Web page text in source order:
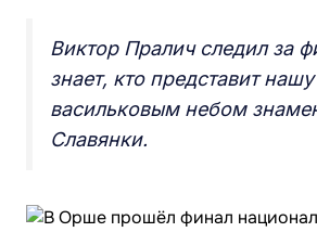
Виктор Пралич следил за
знает, кто представит
васильковым небом
Славянки.